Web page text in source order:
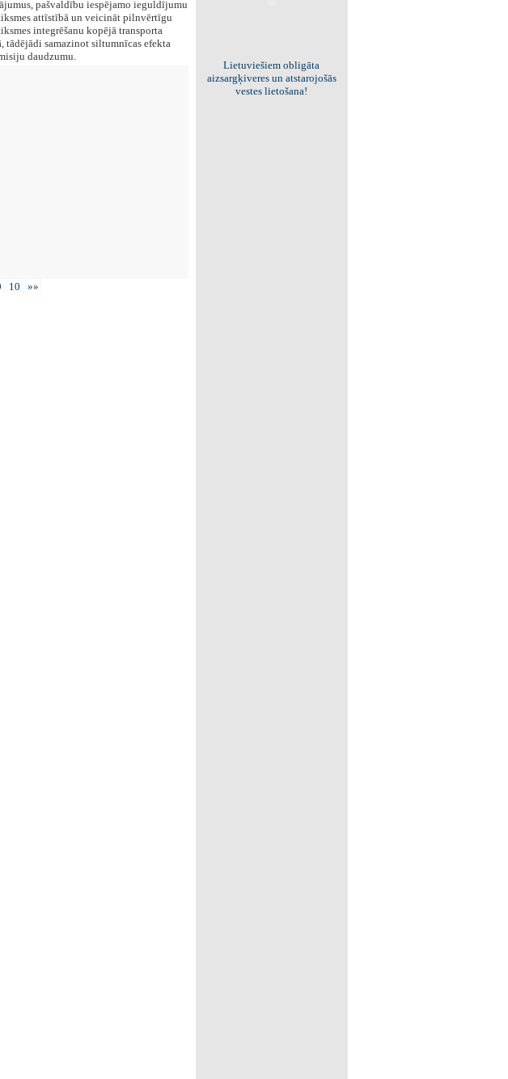
pašvaldību iespējamo ieguldījumu
attīstībā un veicināt pilnvērtīgu
integrēšanu kopējā transporta
tādējādi samazinot siltumnīcas efekta
daudzumu.
10 »»
Viss par "Kritisko masu"!
Kolekcionējam saites uz resursiem
internetā!